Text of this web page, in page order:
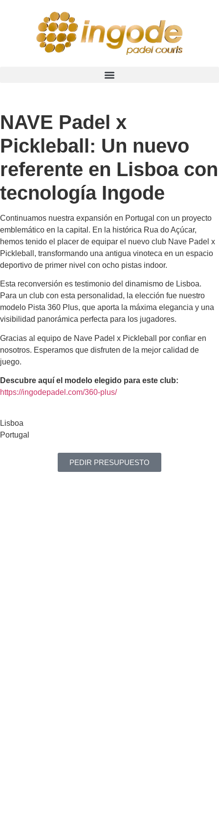
NAVE Padel x
Pickleball: Un nuevo
referente en Lisboa con
tecnología Ingode
Continuamos nuestra expansión en Portugal con un proyecto
emblemático en la capital. En la histórica Rua do Açúcar,
hemos tenido el placer de equipar el nuevo club Nave Padel x
Pickleball, transformando una antigua vinoteca en un espacio
deportivo de primer nivel con ocho pistas indoor.
Esta reconversión es testimonio del dinamismo de Lisboa.
Para un club con esta personalidad, la elección fue nuestro
modelo Pista 360 Plus, que aporta la máxima elegancia y una
visibilidad panorámica perfecta para los jugadores.
Gracias al equipo de Nave Padel x Pickleball por confiar en
nosotros. Esperamos que disfruten de la mejor calidad de
juego.
Descubre aquí el modelo elegido para este club:
https://ingodepadel.com/360-plus/
Lisboa
Portugal
PEDIR PRESUPUESTO